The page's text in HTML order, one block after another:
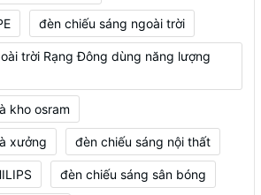
đèn chiếu sáng ngoài trời
trời Rạng Đông dùng năng lượng
kho osram
xưởng đèn chiếu sáng nội thất
đèn chiếu sáng sân bóng